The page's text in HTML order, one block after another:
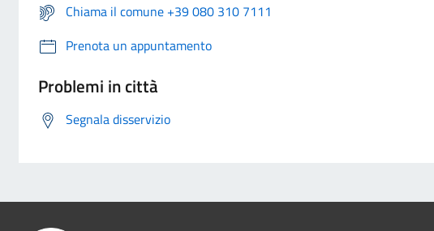
Chiama il comune +39 080 310 7111
Prenota un appuntamento
Problemi in città
Segnala disservizio